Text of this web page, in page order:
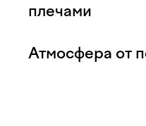
плечами
Атмосфера от